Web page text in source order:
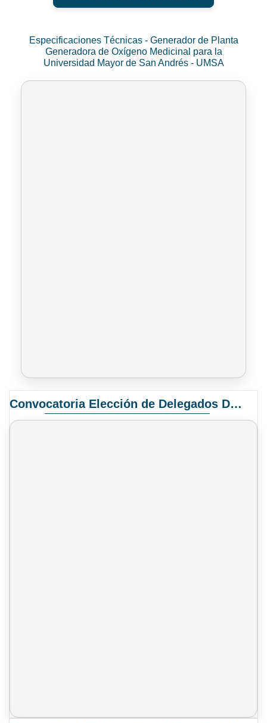
Especificaciones Técnicas - Generador de Planta
Generadora de Oxígeno Medicinal para la
Universidad Mayor de San Andrés - UMSA
Convocatoria Elección de Delegados Docentes para el XIV Congreso Nacional de Universidades